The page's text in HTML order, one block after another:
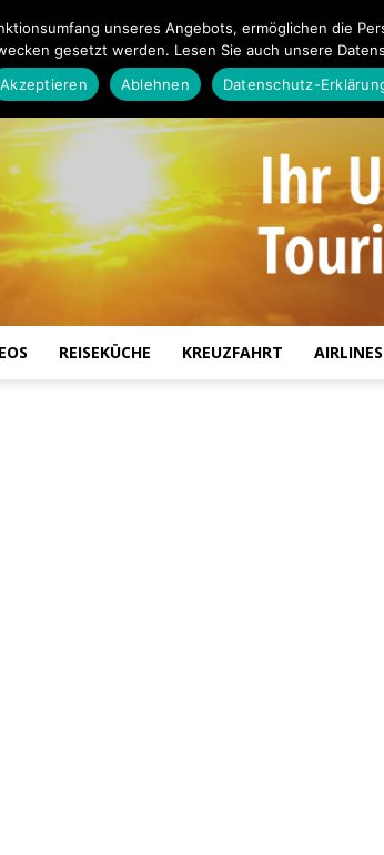
REISEKÜCHE KREUZFAHRT AIRLINES
unseres Angebots, ermöglichen die
gesetzt werden. Lesen Sie auch unsere
Akzeptieren
Ablehnen Datenschutz-